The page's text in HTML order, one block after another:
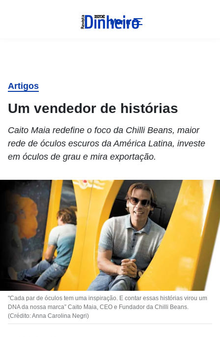
Menu
Artigos
Um vendedor de histórias
Caito Maia redefine o foco da Chilli Beans, maior
rede de óculos escuros da América Latina, investe
em óculos de grau e mira exportação.
"Cada par de óculos tem uma inspiração. E contar essas histórias virou um
DNA da nossa marca” Caito Maia, CEO e Fundador da Chilli Beans.
(Crédito: Anna Carolina Negri)